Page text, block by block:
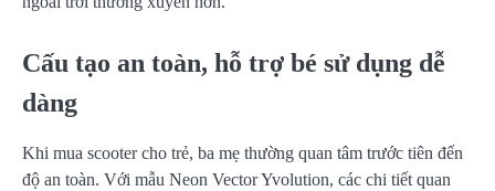
Cấu tạo an toàn, hỗ trợ bé sử dụng dễ
dàng
Khi mua scooter cho trẻ, ba mẹ thường quan tâm trước tiên đến
độ an toàn. Với mẫu Neon Vector Yvolution, các chi tiết quan